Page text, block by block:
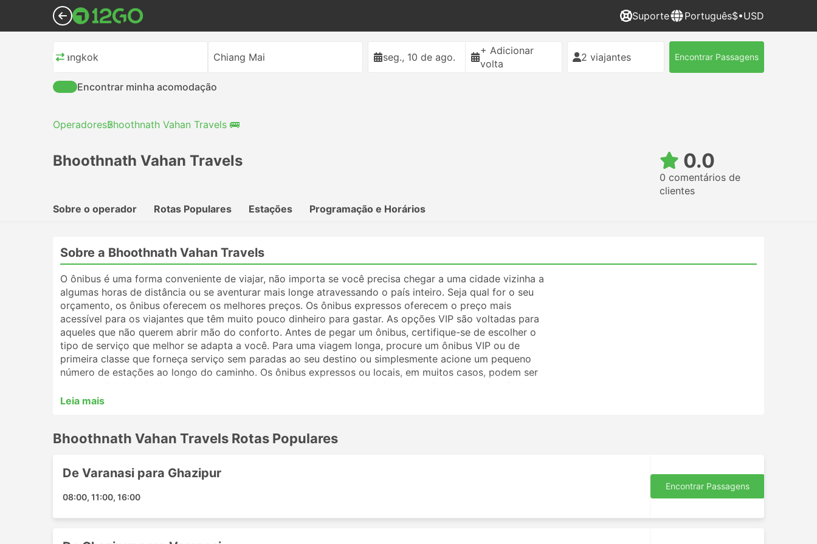
Suporte Português$•USD
Bangkok Chiang Mai seg., 10 de ago.
+ Adicionar
volta
2 viajantes Encontrar Passagens
Encontrar minha acomodação
OperadoresBhoothnath Vahan Travels 🚌
Bhoothnath Vahan Travels 0.0
0 comentários de
clientes
Sobre o operador
Rotas Populares Estações Programação e Horários
Sobre a Bhoothnath Vahan Travels
O ônibus é uma forma conveniente de viajar, não importa se você precisa chegar a uma cidade vizinha a
algumas horas de distância ou se aventurar mais longe atravessando o país inteiro. Seja qual for o seu
orçamento, os ônibus oferecem os melhores preços. Os ônibus expressos oferecem o preço mais
acessível para os viajantes que têm muito pouco dinheiro para gastar. As opções VIP são voltadas para
aqueles que não querem abrir mão do conforto. Antes de pegar um ônibus, certifique-se de escolher o
tipo de serviço que melhor se adapta a você. Para uma viagem longa, procure um ônibus VIP ou de
primeira classe que forneça serviço sem paradas ao seu destino ou simplesmente acione um pequeno
número de estações ao longo do caminho. Os ônibus expressos ou locais, em muitos casos, podem ser
melhor opção. Analise o cronograma antes de viajar, pois muitos destinos de longo curso são atendidos
viajantes irão ajudá-lo a escolher a melhor passagem e classe de ônibus.
Estações Populares da Bhoothnath Vahan Travels
As principais estações contempladas pelos ônibus da Bhoothnath Vahan Travels incluem:
Leia mais
Bhoothnath Vahan Travels Rotas Populares
De Varanasi para Ghazipur
08:00, 11:00, 16:00
Encontrar Passagens